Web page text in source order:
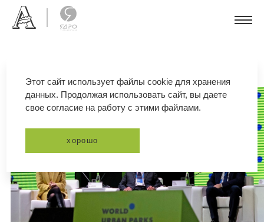
Этот сайт использует файлы cookie для хранения
данных. Продолжая использовать сайт, вы даете
свое согласие на работу с этими файлами.
хорошо